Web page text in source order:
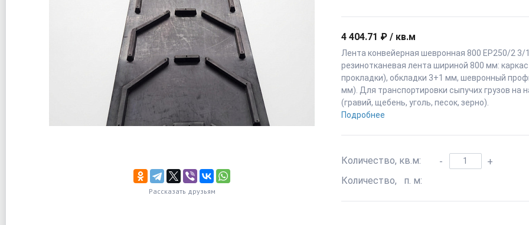
Рассказать друзьям
4 404.71 ₽ / кв.м
Лента конвейерная шевронная 800 ЕР250/2 3/
резинотканевая лента шириной 800 мм:
прокладки), обкладки 3+1 мм, шевронный
мм). Для транспортировки сыпучих грузов на
(гравий, щебень, уголь, песок, зерно).
Подробнее
Количество, кв.м: -
+
Количество, п. м: